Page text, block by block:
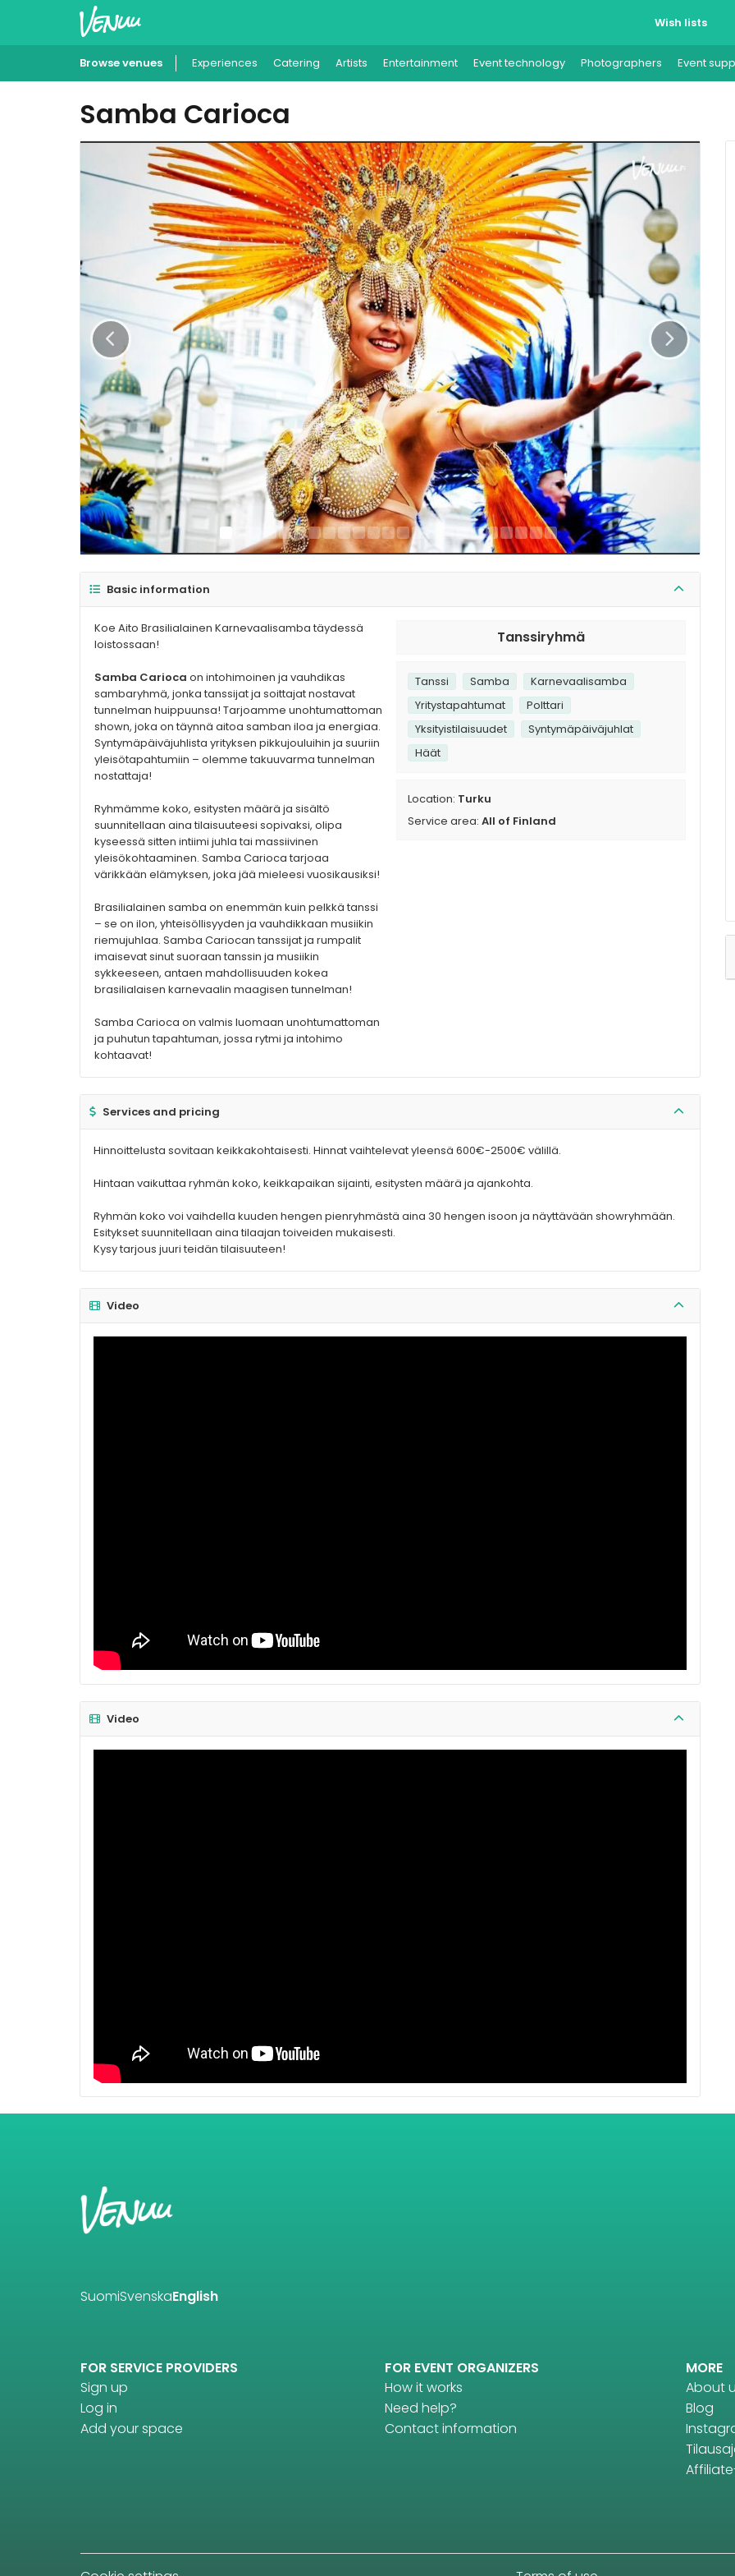
Wish lists
Browse venues Experiences Catering Artists Entertainment Event technology Photographers Event
Samba Carioca
Basic information
Koe Aito Brasilialainen Karnevaalisamba täydessä
loistossaan!
Samba Carioca on intohimoinen ja vauhdikas
sambaryhmä, jonka tanssijat ja soittajat nostavat
tunnelman huippuunsa! Tarjoamme unohtumattoman
shown, joka on täynnä aitoa samban iloa ja energiaa.
Syntymäpäiväjuhlista yrityksen pikkujouluihin ja suuriin
yleisötapahtumiin – olemme takuuvarma tunnelman
nostattaja!
Ryhmämme koko, esitysten määrä ja sisältö
suunnitellaan aina tilaisuuteesi sopivaksi, olipa
kyseessä sitten intiimi juhla tai massiivinen
yleisökohtaaminen. Samba Carioca tarjoaa
värikkään elämyksen, joka jää mieleesi vuosikausiksi!
Brasilialainen samba on enemmän kuin pelkkä tanssi
– se on ilon, yhteisöllisyyden ja vauhdikkaan musiikin
riemujuhlaa. Samba Cariocan tanssijat ja rumpalit
imaisevat sinut suoraan tanssin ja musiikin
sykkeeseen, antaen mahdollisuuden kokea
brasilialaisen karnevaalin maagisen tunnelman!
Samba Carioca on valmis luomaan unohtumattoman
ja puhutun tapahtuman, jossa rytmi ja intohimo
kohtaavat!
Tanssiryhmä
Tanssi Samba
Karnevaalisamba
Yritystapahtumat
Polttari
Yksityistilaisuudet
Syntymäpäiväjuhlat
Häät
Location: Turku
Service area: All of Finland
Services and pricing
Hinnoittelusta sovitaan keikkakohtaisesti. Hinnat vaihtelevat yleensä 600€-2500€ välillä.
Hintaan vaikuttaa ryhmän koko, keikkapaikan sijainti, esitysten määrä ja ajankohta.
Ryhmän koko voi vaihdella kuuden hengen pienryhmästä aina 30 hengen isoon ja näyttävään showryhmään.
Esitykset suunnitellaan aina tilaajan toiveiden mukaisesti.
Kysy tarjous juuri teidän tilaisuuteen!
Video
Video
SuomiSvenskaEnglish
FOR SERVICE PROVIDERS
Sign up
Log in
Add your space
FOR EVENT ORGANIZERS
How it works
Need help?
Contact information
MORE
About
Blog